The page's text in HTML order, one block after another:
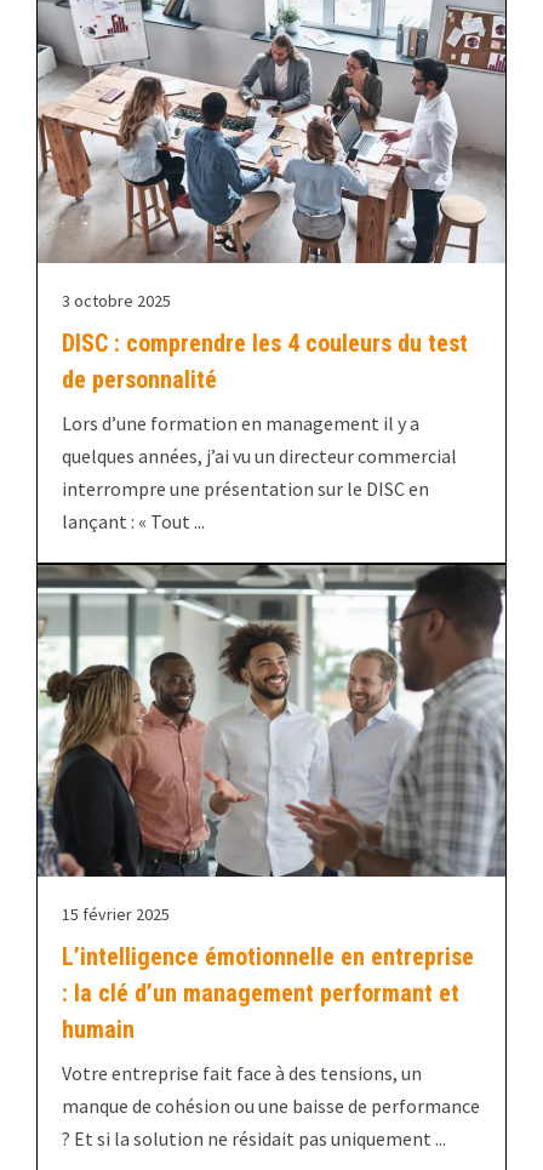
3 octobre 2025
DISC : comprendre les 4 couleurs du test
de personnalité
Lors d’une formation en management il y a
quelques années, j’ai vu un directeur commercial
interrompre une présentation sur le DISC en
lançant : « Tout ...
15 février 2025
L’intelligence émotionnelle en entreprise
: la clé d’un management performant et
humain
Votre entreprise fait face à des tensions, un
manque de cohésion ou une baisse de performance
? Et si la solution ne résidait pas uniquement ...